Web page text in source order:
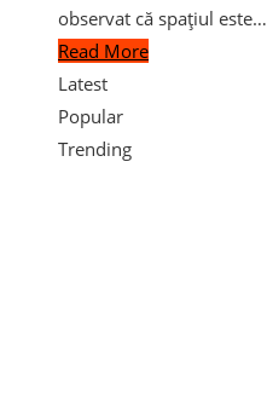
observat că spațiul este…
Read More
Latest
Popular
Trending